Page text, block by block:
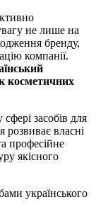
не лише на
бренду,
компанії.
косметичних
засобів для
розвиває власні
професійне
якісного
українського